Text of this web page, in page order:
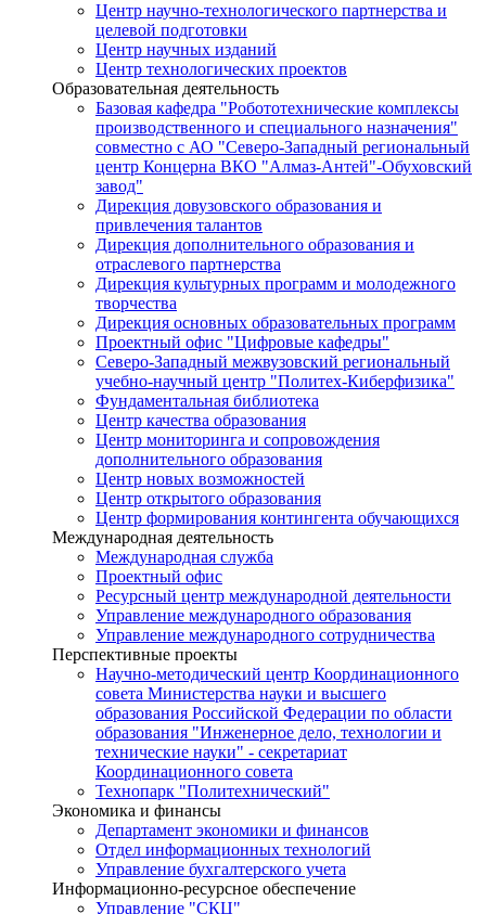
Центр научно-технологического партнерства и
целевой подготовки
Центр научных изданий
Центр технологических проектов
Образовательная деятельность
Базовая кафедра "Робототехнические комплексы
производственного и специального назначения"
совместно с АО "Северо-Западный региональный
центр Концерна ВКО "Алмаз-Антей"-Обуховский
завод"
Дирекция довузовского образования и
привлечения талантов
Дирекция дополнительного образования и
отраслевого партнерства
Дирекция культурных программ и молодежного
творчества
Дирекция основных образовательных программ
Проектный офис "Цифровые кафедры"
Северо-Западный межвузовский региональный
учебно-научный центр "Политех-Киберфизика"
Фундаментальная библиотека
Центр качества образования
Центр мониторинга и сопровождения
дополнительного образования
Центр новых возможностей
Центр открытого образования
Центр формирования контингента обучающихся
Международная деятельность
Международная служба
Проектный офис
Ресурсный центр международной деятельности
Управление международного образования
Управление международного сотрудничества
Перспективные проекты
Научно-методический центр Координационного
совета Министерства науки и высшего
образования Российской Федерации по области
образования "Инженерное дело, технологии и
технические науки" - секретариат
Координационного совета
Технопарк "Политехнический"
Экономика и финансы
Департамент экономики и финансов
Отдел информационных технологий
Управление бухгалтерского учета
Информационно-ресурсное обеспечение
Управление "СКЦ"